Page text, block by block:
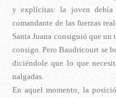
y explícitas: la joven debía
comandante de las fuerzas
Santa Juana consiguió que
consigo. Pero Baudricourt se
diciéndole que lo que
nalgadas.
En aquel momento, la